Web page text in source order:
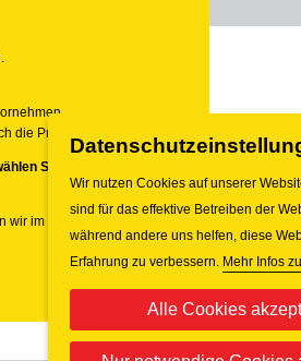
die Prioritäten 1 und 2.
Sie deshalb die Priorität
im Falle eines konkreten
Wir nutzen Cookies auf unserer
sind für das effektive Betreiben der
während andere uns helfen, diese
Erfahrung zu verbessern. Mehr Infos
Alle Cookies